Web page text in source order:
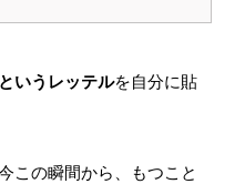
いうレッテルを自分に貼
この瞬間から、もつこと